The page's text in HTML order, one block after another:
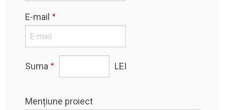
E-mail
Suma LEI
Mențiune proiect